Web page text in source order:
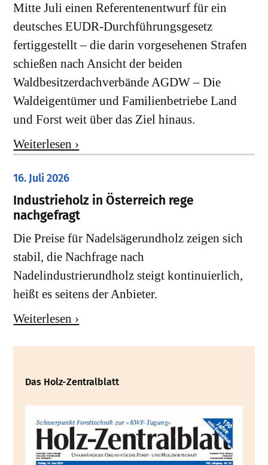
Mitte Juli einen Referentenentwurf für ein
deutsches EUDR-Durchführungsgesetz
fertiggestellt – die darin vorgesehenen Strafen
schießen nach Ansicht der beiden
Waldbesitzerdachverbände AGDW – Die
Waldeigentümer und Familienbetriebe Land
und Forst weit über das Ziel hinaus.
Weiterlesen ›
16. Juli 2026
Industrieholz in Österreich rege
nachgefragt
Die Preise für Nadelsägerundholz zeigen sich
stabil, die Nachfrage nach
Nadelindustrierundholz steigt kontinuierlich,
heißt es seitens der Anbieter.
Weiterlesen ›
Das Holz-Zentralblatt